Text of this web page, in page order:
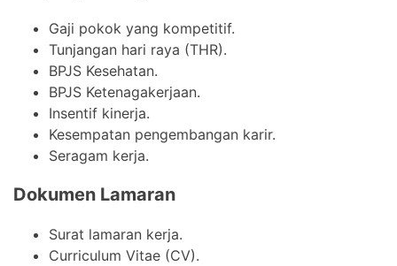
Gaji pokok yang kompetitif.
Tunjangan hari raya (THR).
BPJS Kesehatan.
BPJS Ketenagakerjaan.
Insentif kinerja.
Kesempatan pengembangan karir.
Seragam kerja.
Dokumen Lamaran
Surat lamaran kerja.
Curriculum Vitae (CV).